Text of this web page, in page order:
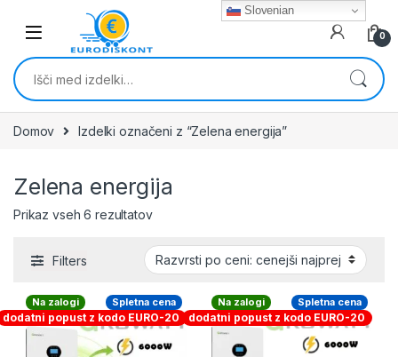
Skip to navigation
0
Išči:
Domov Izdelki označeni z “Zelena energija”
Zelena energija
Prikaz vseh 6 rezultatovRazvrščeno po ceni: od najnižje do
Filters
Na zalogi Spletna cena
dodatni popust z kodo EURO-20
Na zalogi Spletna cena
dodatni popust z kodo EURO-20
Slovenian